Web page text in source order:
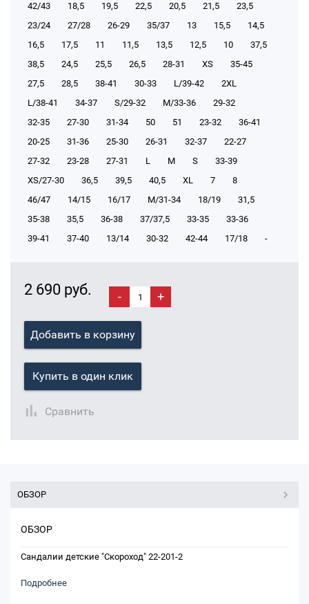
42/43
18,5 19,5 22,5 20,5 21,5
23,5
23/24
27/28 26-29 35/37 13 15,5
14,5
16,5
17,5 11 11,5 13,5 12,5 10
37,5
38,5
24,5 25,5 26,5 28-31 XS
35-45
27,5
28,5 38-41 30-33 L/39-42
2XL
L/38-41
34-37 S/29-32 М/33-36
29-32
32-35
27-30 31-34 50 51 23-32
36-41
20-25
31-36 25-30 26-31 32-37
22-27
27-32
23-28 27-31 L M S
33-39
XS/27-30
36,5 39,5 40,5 XL 7
8
46/47
14/15 16/17 М/31-34 18/19
31,5
35-38
35,5 36-38 37/37,5 33-35
33-36
39-41
37-40 13/14 30-32 42-44 17/18 -
2 690 руб. - +
Добавить в корзину
Купить в один клик
Сравнить
ОБЗОР
ОБЗОР
Сандалии детские "Скороход" 22-201-2
Подробнее